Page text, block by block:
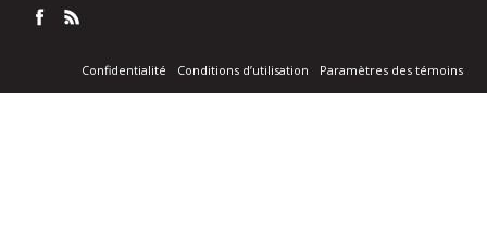
Confidentialité Conditions d’utilisation Paramètres des témoins